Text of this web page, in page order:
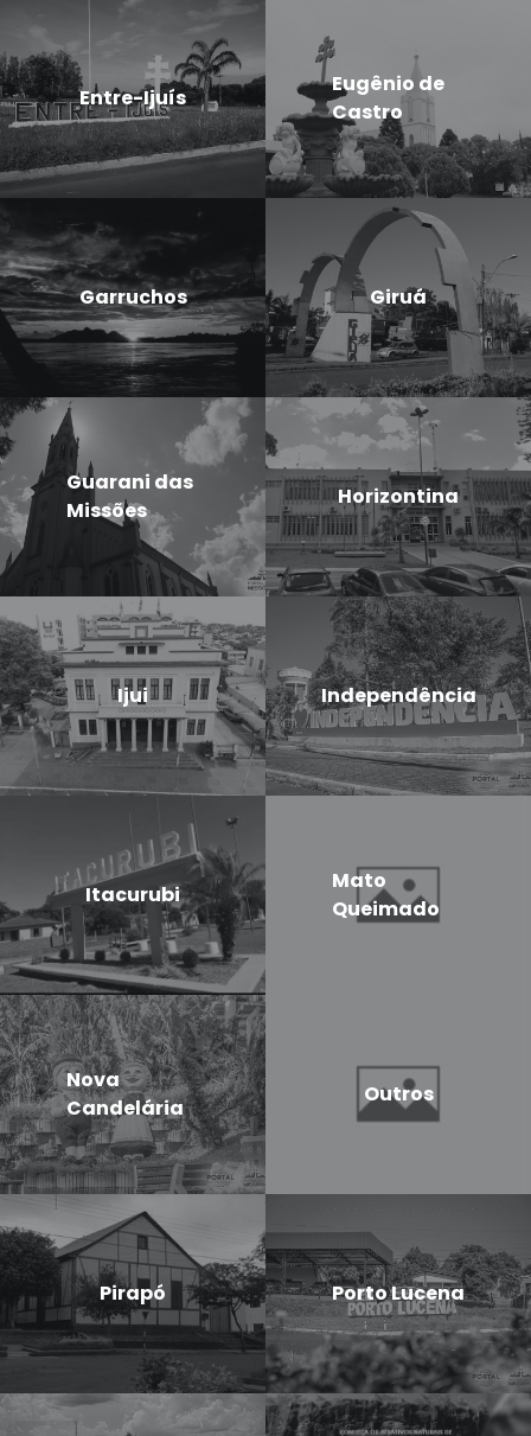
Entre-Ijuís
Eugênio de
Castro
Garruchos Giruá
Guarani das
Missões
Horizontina
Ijui Independência
Itacurubi
Mato
Queimado
Nova
Candelária
Outros
Pirapó Porto Lucena